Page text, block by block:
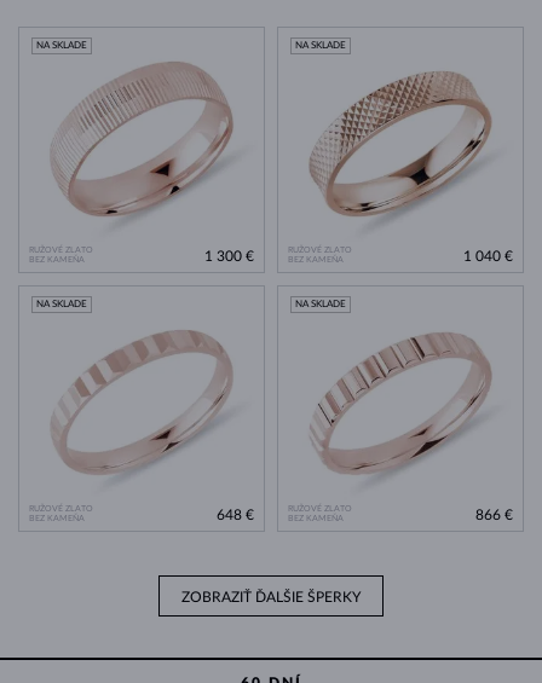
RUŽOVÉ ZLATO
BEZ KAMEŇA
NA SKLADE
1 300 €
RUŽOVÉ ZLATO
BEZ KAMEŇA
NA SKLADE
1 040 €
RUŽOVÉ ZLATO
BEZ KAMEŇA
NA SKLADE
648 €
RUŽOVÉ ZLATO
BEZ KAMEŇA
NA SKLADE
866 €
ZOBRAZIŤ ĎALŠIE ŠPERKY